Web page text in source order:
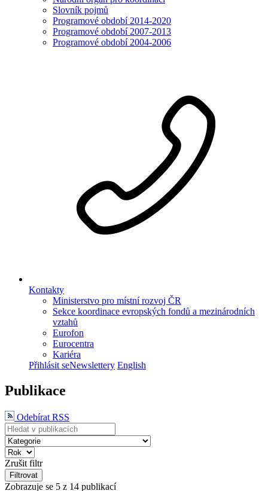
Slovník pojmů
Programové období 2014-2020
Programové období 2007-2013
Programové období 2004-2006
Kontakty
Ministerstvo pro místní rozvoj ČR
Sekce koordinace evropských fondů a mezinárodních
vztahů
Eurofon
Eurocentra
Kariéra
Přihlásit seNewslettery English
Publikace
Odebírat RSS
Zrušit filtr
Filtrovat
Zobrazuje se 5 z 14 publikací